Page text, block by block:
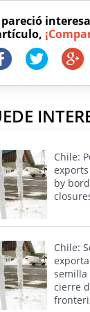
pareció
Chile:
by
Chile:
semilla
cierre